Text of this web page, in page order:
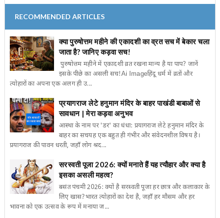
RECOMMENDED ARTICLES
क्या पुरुषोत्तम महीने की एकादशी का व्रत सच में बेकार चला
जाता है? जानिए कड़वा सच!
पुरुषोत्तम महीने में एकादशी व्रत रखना मान्य है या पाप? जानें
इसके पीछे का असली सच!Ai Imageहिंदू धर्म में व्रतों और
त्योहारों का अपना एक अलग ही उ...
प्रयागराज लेटे हनुमान मंदिर के बाहर पाखंडी बाबाओं से
सावधान | मेरा कड़वा अनुभव
आस्था के नाम पर 'डर' का धंधा: प्रयागराज लेटे हनुमान मंदिर के
बाहर का सचयह एक बहुत ही गंभीर और संवेदनशील विषय है।
प्रयागराज की पावन धरती, जहाँ लोग श्रद...
सरस्वती पूजा 2026: क्यों मनाते हैं यह त्यौहार और क्या है
इसका असली महत्व?
बसंत पंचमी 2026: क्यों है सरस्वती पूजा हर छात्र और कलाकार के
लिए खास?भारत त्योहारों का देश है, जहाँ हर मौसम और हर
भावना को एक उत्सव के रूप में मनाया ज...